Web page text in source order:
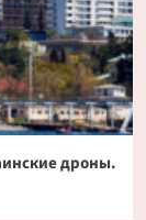
дроны.